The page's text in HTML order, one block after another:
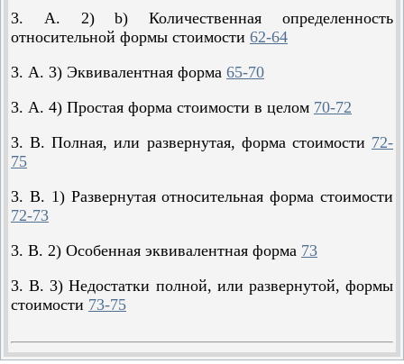
3. А. 2) b) Количественная определенность
относительной формы стоимости 62-64
3. А. 3) Эквивалентная форма 65-70
3. А. 4) Простая форма стоимости в целом 70-72
3. В. Полная, или развернутая, форма стоимости 72-
75
3. В. 1) Развернутая относительная форма стоимости
72-73
3. В. 2) Особенная эквивалентная форма 73
3. В. 3) Недостатки полной, или развернутой, формы
стоимости 73-75